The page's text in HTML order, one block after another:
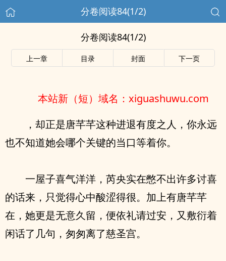
分卷阅读84(1/2)
分卷阅读84(1/2)
上一章 目录 封面 下一页
本站新（短）域名：xiguashuwu.com
，却正是唐芊芊这种进退有度之人，你永远
也不知道她会哪个关键的当口等着你。
一屋子喜气洋洋，芮央实在憋不出许多讨喜
的话来，只觉得心中酸涩得很。加上有唐芊芊
在，她更是无意久留，便依礼请过安，又敷衍着
闲话了几句，匆匆离了慈圣宫。